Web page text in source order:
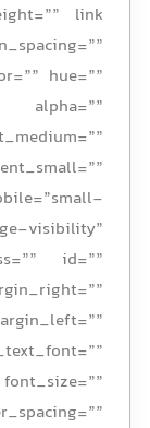
hue=””
visibility”
id=””